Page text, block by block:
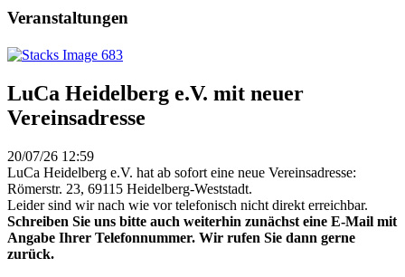
Veranstaltungen
LuCa Heidelberg e.V. mit neuer
Vereinsadresse
20/07/26 12:59
LuCa Heidelberg e.V. hat ab sofort eine neue Vereinsadresse:
Römerstr. 23, 69115 Heidelberg-Weststadt.
Leider sind wir nach wie vor telefonisch nicht direkt erreichbar.
Schreiben Sie uns bitte auch weiterhin zunächst eine E-Mail mit
Angabe Ihrer Telefonnummer. Wir rufen Sie dann gerne
zurück.